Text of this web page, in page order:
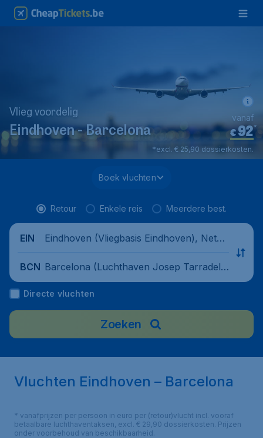
Vlieg voordelig
Eindhoven - Barcelona €92*
vanaf
*excl. € 25,90 dossierkosten.
Boek vluchten
Retour Enkele reis Meerdere best.
EIN
Eindhoven (Vliegbasis Eindhoven), Nethe
BCN Barcelona (Luchthaven Josep Tarradella
s Barcelona-El Prat), Spain
Directe vluchten
Zoeken
Vluchten Eindhoven – Barcelona
* vanafprijzen per persoon in euro per (retour)vlucht incl. vooraf
betaalbare luchthaventaksen, excl. € 29,90 dossierkosten. Prijzen
onder voorbehoud van beschikbaarheid.